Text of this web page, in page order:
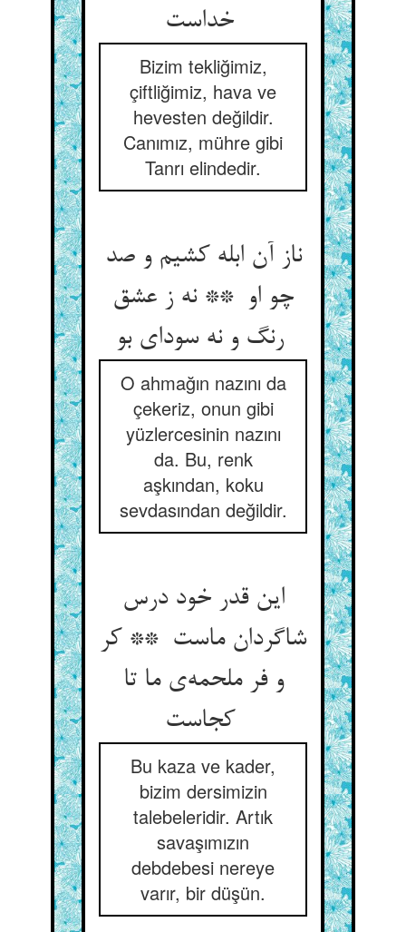
Bizim tekliğimiz,
çiftliğimiz, hava ve
hevesten değildir.
Canımız, mühre gibi
Tanrı elindedir.
ناز آن ابله کشیم و صد
چو او ** نه ز عشق
رنگ و نه سودای بو
O ahmağın nazını da
çekeriz, onun gibi
yüzlercesinin nazını
da. Bu, renk
aşkından, koku
sevdasından değildir.
این قدر خود درس
شاگردان ماست ** کر
و فر ملحمه‌ی ما تا
کجاست
Bu kaza ve kader,
bizim dersimizin
talebeleridir. Artık
savaşımızın
debdebesi nereye
varır, bir düşün.